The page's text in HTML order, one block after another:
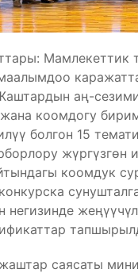
аң-
коомдогу
болгон 15
коомдук
негизинде
саясаты